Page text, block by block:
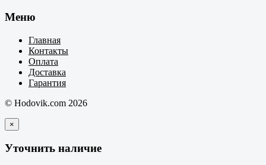
Меню
Главная
Контакты
Оплата
Доставка
Гарантия
© Hodovik.com 2026
×
Уточнить наличие